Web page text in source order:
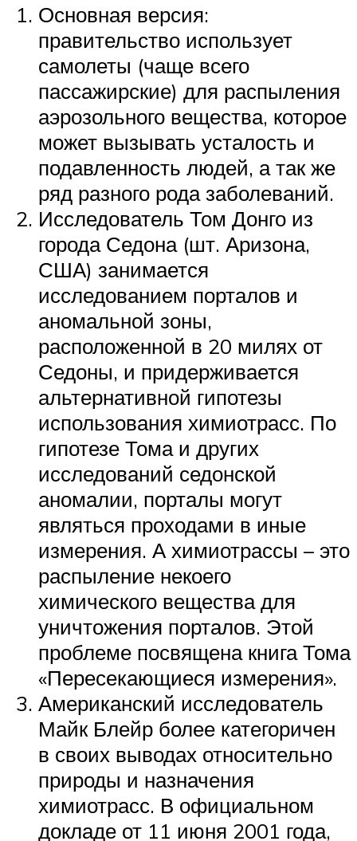
Основная версия:
правительство использует
самолеты (чаще всего
пассажирские) для распыления
аэрозольного вещества, которое
может вызывать усталость и
подавленность людей, а так же
ряд разного рода заболеваний.
Исследователь Том Донго из
города Седона (шт. Аризона,
США) занимается
исследованием порталов и
аномальной зоны,
расположенной в 20 милях от
Седоны, и придерживается
альтернативной гипотезы
использования химиотрасс. По
гипотезе Тома и других
исследований седонской
аномалии, порталы могут
являться проходами в иные
измерения. А химиотрассы – это
распыление некоего
химического вещества для
уничтожения порталов. Этой
проблеме посвящена книга Тома
«Пересекающиеся измерения».
Американский исследователь
Майк Блейр более категоричен
в своих выводах относительно
природы и назначения
химиотрасс. В официальном
докладе от 11 июня 2001 года,